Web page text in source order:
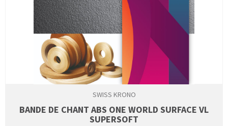
SWISS KRONO
BANDE DE CHANT ABS ONE WORLD SURFACE VL
SUPERSOFT